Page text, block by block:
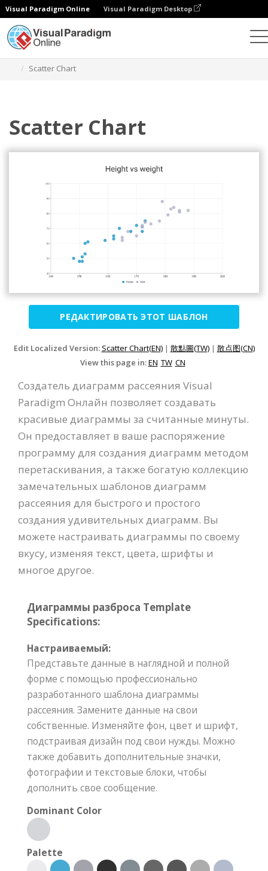
Visual Paradigm Online Visual Paradigm Desktop
Scatter Chart
Scatter Chart
РЕДАКТИРОВАТЬ ЭТОТ ШАБЛОН
Edit Localized Version: Scatter Chart(EN)| 散點圖(TW)| 散点图(CN)
View this page in:EN TW CN
Создатель диаграмм рассеяния Visual
Paradigm Онлайн позволяет создавать
красивые диаграммы за считанные минуты.
Он предоставляет в ваше распоряжение
программу для создания диаграмм методом
перетаскивания, а также богатую коллекцию
замечательных шаблонов диаграмм
рассеяния для быстрого и простого
создания удивительных диаграмм. Вы
можете настраивать диаграммы по своему
вкусу, изменяя текст, цвета, шрифты и
многое другое.
Диаграммы разброса Template
Specifications:
Настраиваемый:
Представьте данные в наглядной и полной
форме с помощью профессионально
разработанного шаблона диаграммы
рассеяния. Замените данные на свои
собственные. Изменяйте фон, цвет и шрифт,
подстраивая дизайн под свои нужды. Можно
также добавить дополнительные значки,
фотографии и текстовые блоки, чтобы
дополнить свое сообщение.
Dominant Color
Palette